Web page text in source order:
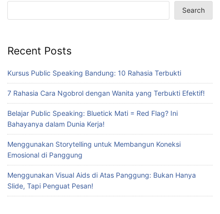
Search
Recent Posts
Kursus Public Speaking Bandung: 10 Rahasia Terbukti
7 Rahasia Cara Ngobrol dengan Wanita yang Terbukti Efektif!
Belajar Public Speaking: Bluetick Mati = Red Flag? Ini
Bahayanya dalam Dunia Kerja!
Menggunakan Storytelling untuk Membangun Koneksi
Emosional di Panggung
Menggunakan Visual Aids di Atas Panggung: Bukan Hanya
Slide, Tapi Penguat Pesan!